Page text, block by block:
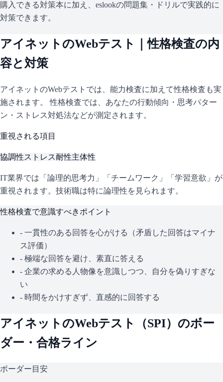
購入できる対策本に加え、eslookの問題集・ドリルで実践的に
対策できます。
アイネット のWebテスト｜性格検査の内
容と対策
アイネット のWebテストでは、能力検査に加えて性格検査も実
施されます。 性格検査では、あなたの行動傾向・思考パター
ン・ストレス対処法などが測定されます。
重視される項目
協調性ストレス耐性主体性
IT業界では「論理的思考力」「チームワーク」「学習意欲」が
重視されます。技術職は特に論理性を見られます。
性格検査で意識すべきポイント
- 一貫性のある回答を心がける（矛盾した回答はマイナ
ス評価）
- 極端な回答を避け、素直に答える
- 企業の求める人物像を意識しつつ、自分を偽りすぎな
い
- 時間をかけすぎず、直感的に回答する
アイネット のWebテスト（SPI）のボー
ダー・合格ライン
ボーダー目安